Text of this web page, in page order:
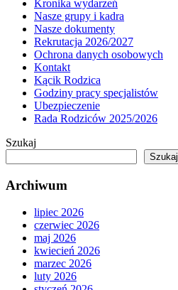
Kronika wydarzeń
Nasze grupy i kadra
Nasze dokumenty
Rekrutacja 2026/2027
Ochrona danych osobowych
Kontakt
Kącik Rodzica
Godziny pracy specjalistów
Ubezpieczenie
Rada Rodziców 2025/2026
Szukaj
Szukaj
Archiwum
lipiec 2026
czerwiec 2026
maj 2026
kwiecień 2026
marzec 2026
luty 2026